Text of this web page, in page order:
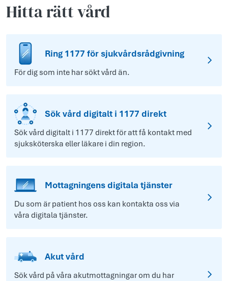
Hitta rätt vård
Ring 1177 för sjukvårdsrådgivning
För dig som inte har sökt vård än.
Sök vård digitalt i 1177 direkt
Sök vård digitalt i 1177 direkt för att få kontakt med
sjuksköterska eller läkare i din region.
Mottagningens digitala tjänster
Du som är patient hos oss kan kontakta oss via
våra digitala tjänster.
Akut vård
Sök vård på våra akutmottagningar om du har